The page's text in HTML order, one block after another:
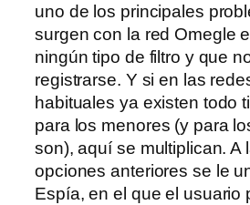
uno de los principales
surgen con la red Omegle
ningún tipo de filtro y que
registrarse. Y si en las
habituales ya existen todo
para los menores (y para
son), aquí se multiplican. A
opciones anteriores se le
Espía, en el que el usuario